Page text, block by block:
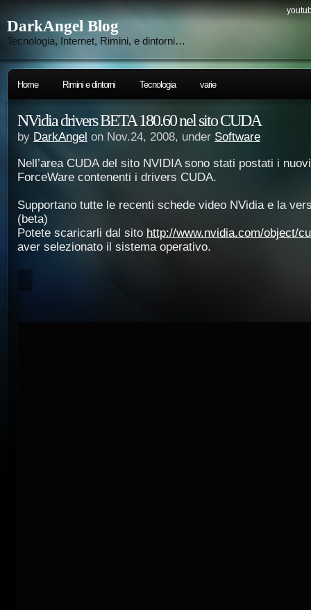
DarkAngel Blog
Tecnologia, Internet, Rimini, e dintorni…
Home Rimini e dintorni Tecnologia varie
NVidia drivers BETA 180.60 nel sito CUDA
by DarkAngel on Nov.24, 2008, under Software
Nell’area CUDA del sito NVIDIA sono stati postati i
ForceWare contenenti i drivers CUDA.
Supportano tutte le recenti schede video NVidia e la
(beta)
Potete scaricarli dal sito http://www.nvidia.com/object/
aver selezionato il sistema operativo.